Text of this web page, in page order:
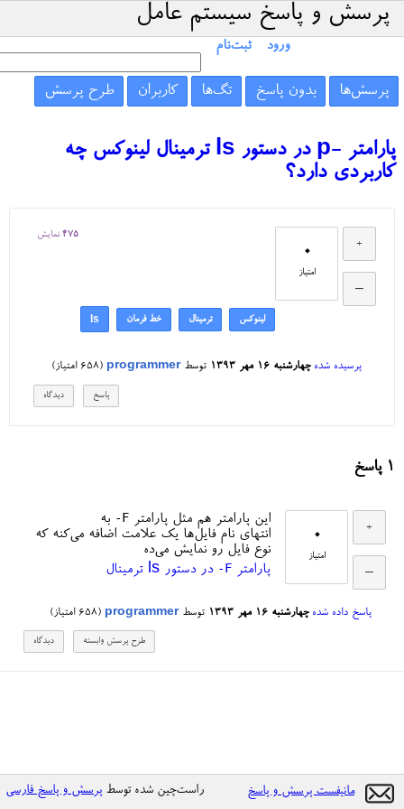
پرسش و پاسخ سیستم عامل
ورود ثبت‌نام
پرسش‌ها بدون پاسخ تگ‌ها کاربران طرح پرسش
پارامتر -p در دستور ls ترمینال لینوکس چه
کاربردی دارد؟
0
امتیاز
475 نمایش
لینوکس ترمینال خط فرمان ls
پرسیده شده چهارشنبه ۱۶ مهر ۱۳۹۳ توسطprogrammer
(
658 امتیاز)
1 پاسخ
0
امتیاز
این پارامتر هم مثل پارامتر -F به
انتهای نام فایل‌ها یک علامت اضافه می‌کنه که
نوع فایل رو نمایش می‌ده
پارامتر -F در دستور ls ترمینال
پاسخ داده شده چهارشنبه ۱۶ مهر ۱۳۹۳ توسطprogrammer
(
658 امتیاز)
مانیفست پرسش و پاسخ راست‌چین شده توسط پرسش و پاسخ فارسی